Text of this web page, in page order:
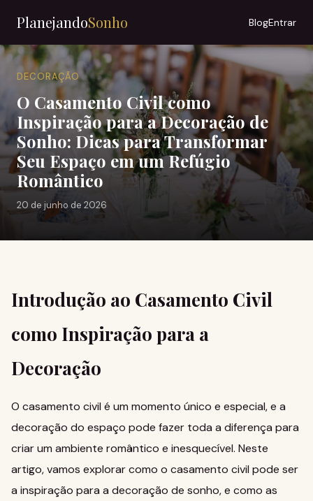
PlanejandoSonho BlogEntrar
DECORAÇÃO
O Casamento Civil como
Inspiração para a Decoração de
Sonho: Dicas para Transformar
Seu Espaço em um Refúgio
Romântico
20 de junho de 2026
Introdução ao Casamento Civil
como Inspiração para a
Decoração
O casamento civil é um momento único e especial, e a
decoração do espaço pode fazer toda a diferença para
criar um ambiente romântico e inesquecível. Neste
artigo, vamos explorar como o casamento civil pode ser
a inspiração para a decoração de sonho, e como as